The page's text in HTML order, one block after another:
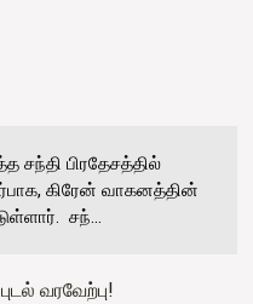
பிரதேசத்தில்
கிரேன் வாகனத்தின்
சந்...
வரவேற்பு!